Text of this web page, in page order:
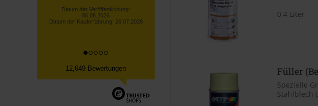
Datum der Veröffentlichung:
06.08.2026
12,649 Bewertungen
0,4 Liter
Füller
Spezielle
Stahlblech